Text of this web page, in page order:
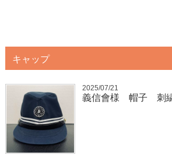
キャップ
2025/07/21
義信會様 帽子 刺